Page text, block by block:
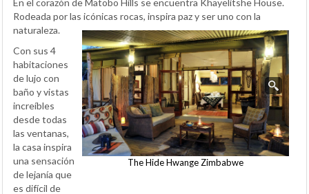
Rodeada por las icónicas rocas, inspira paz y ser uno con la
naturaleza.
The Hide Hwange Zimbabwe
Con sus 4
habitaciones
de lujo con
baño y vistas
increíbles
desde todas
las ventanas,
la casa inspira
una sensación
de lejanía que
es difícil de